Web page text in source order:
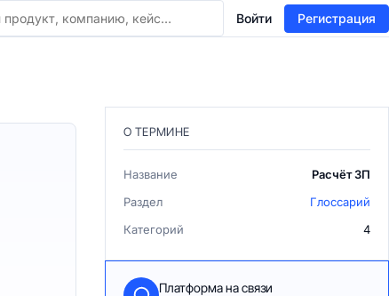
Войти Регистрация
О ТЕРМИНЕ
Название
Расчёт ЗП
Раздел
Глоссарий
Категорий
4
Платформа на связи